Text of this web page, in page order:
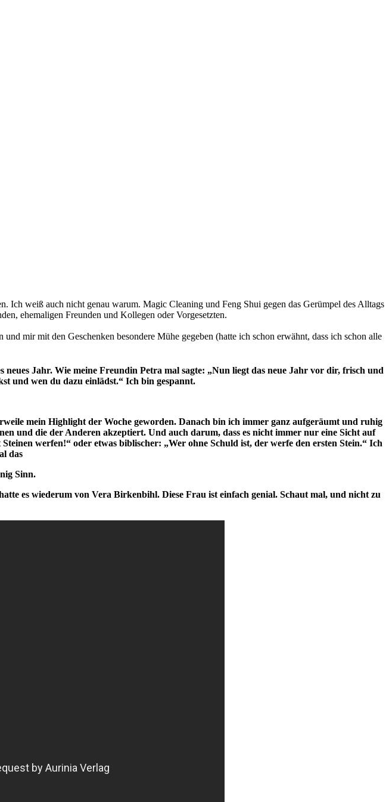
Ich weiß auch nicht genau warum. Magic Cleaning und Feng Shui gegen das Gerümpel des Alltags
ehemaligen Freunden und Kollegen oder Vorgesetzten.
mir mit den Geschenken besondere Mühe gegeben (hatte ich schon erwähnt, dass ich schon alle
Jahr. Wie meine Freundin Petra mal sagte: „Nun liegt das neue Jahr vor dir, frisch und
und wen du dazu einlädst.“ Ich bin gespannt.
mein Highlight der Woche geworden. Danach bin ich immer ganz aufgeräumt und ruhig
und die der Anderen akzeptiert. Und auch darum, dass es nicht immer nur eine Sicht auf
werfen!“ oder etwas biblischer: „Wer ohne Schuld ist, der werfe den ersten Stein.“ Ich
das
Sinn.
es wiederum von Vera Birkenbihl. Diese Frau ist einfach genial. Schaut mal, und nicht zu